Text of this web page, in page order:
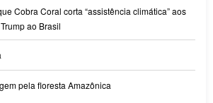
Cobra Coral corta “assistência climática” aos
ao Brasil
pela floresta Amazônica